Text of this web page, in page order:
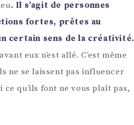
. Il s’agit de personnes
fortes, prêtes au
certain sens de la créativité.
eux n’est allé. C’est même
ne se laissent pas influencer
ce qu’ils font ne vous plaît pas,